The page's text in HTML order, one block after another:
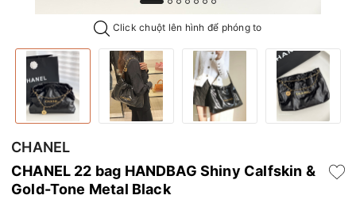
Click chuột lên hình để phóng to
CHANEL
CHANEL 22 bag HANDBAG Shiny Calfskin &
Gold-Tone Metal Black